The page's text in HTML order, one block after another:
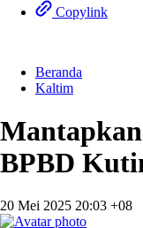
Copylink
Beranda
Kaltim
BPBD
20 Mei 2025 20:03 +08